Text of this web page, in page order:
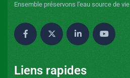
Ensemble préservons l'eau source de vie
Liens rapides